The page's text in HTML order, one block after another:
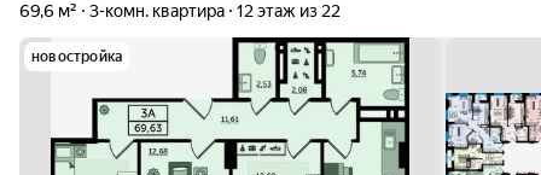
69,6 м²
3-комн. квартира 12 этаж из 22
новостройка